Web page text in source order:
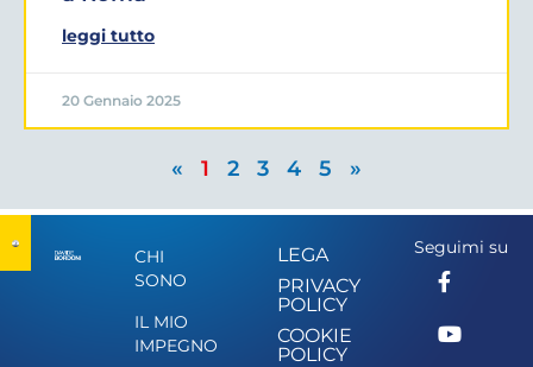
leggi tutto
20 Gennaio 2025
« 1 2 3 4 5 »
CHI
SONO
IL MIO
IMPEGNO
LEGA
PRIVACY
POLICY
COOKIE
POLICY
Seguimi su